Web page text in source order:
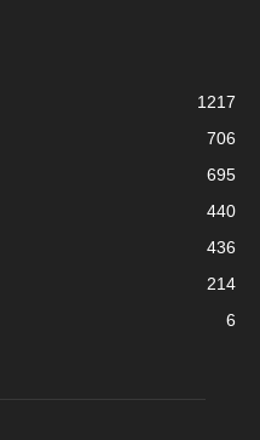
1217
706
695
440
436
214
6